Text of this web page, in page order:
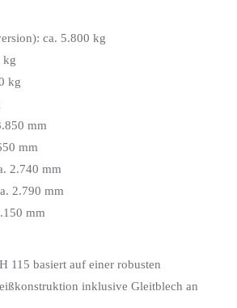
ca. 5.800 kg
kg
kg
mm
mm
2.740 mm
2.790 mm
mm
115 basiert auf einer robusten
inklusive Gleitblech an